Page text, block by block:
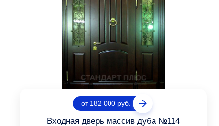
от 182 000 руб.
Входная дверь массив дуба №114